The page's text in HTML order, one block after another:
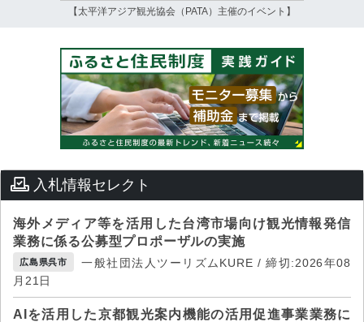
【太平洋アジア観光協会（PATA）主催のイベント】
入札情報セレクト
海外メディア等を活用した台湾市場向け観光情報発信
業務に係る公募型プロポーザルの実施
広島県呉市
一般社団法人ツーリズムKURE / 締切:2026年08
月21日
AIを活用した京都観光案内機能の活用促進事業業務に